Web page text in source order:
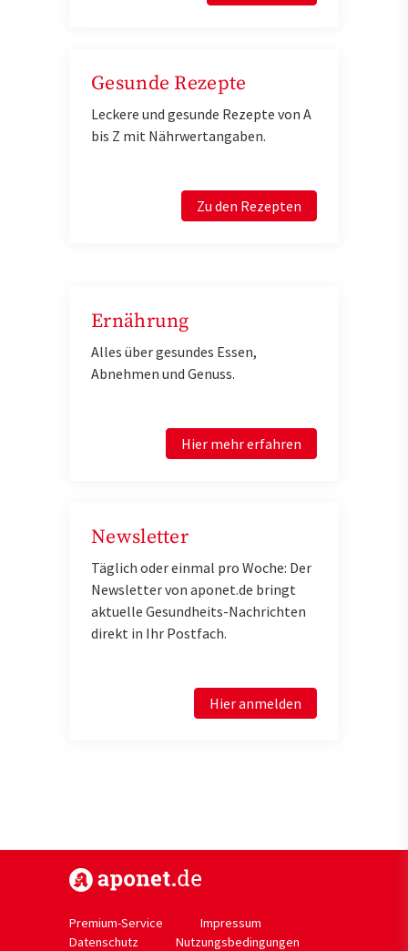
Gesunde Rezepte
Leckere und gesunde Rezepte von A
bis Z mit Nährwertangaben.
Zu den Rezepten
Ernährung
Alles über gesundes Essen,
Abnehmen und Genuss.
Hier mehr erfahren
Newsletter
Täglich oder einmal pro Woche: Der
Newsletter von aponet.de bringt
aktuelle Gesundheits-Nachrichten
direkt in Ihr Postfach.
Hier anmelden
Premium-Service
Impressum
Datenschutz
Nutzungsbedingungen